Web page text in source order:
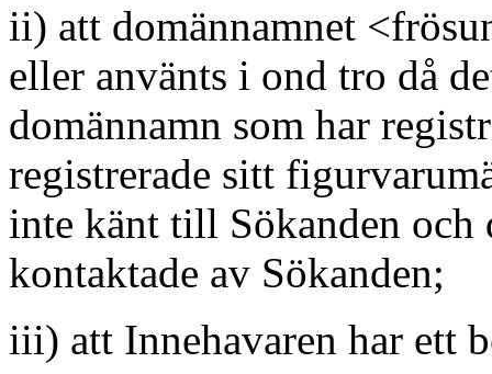
ii) att domännamnet
eller använts i ond tro då
domännamn som har
registrerade sitt
inte känt till Sökanden och
kontaktade av Sökanden;
iii) att Innehavaren har ett